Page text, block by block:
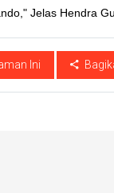
Jelas Hendra
Ini